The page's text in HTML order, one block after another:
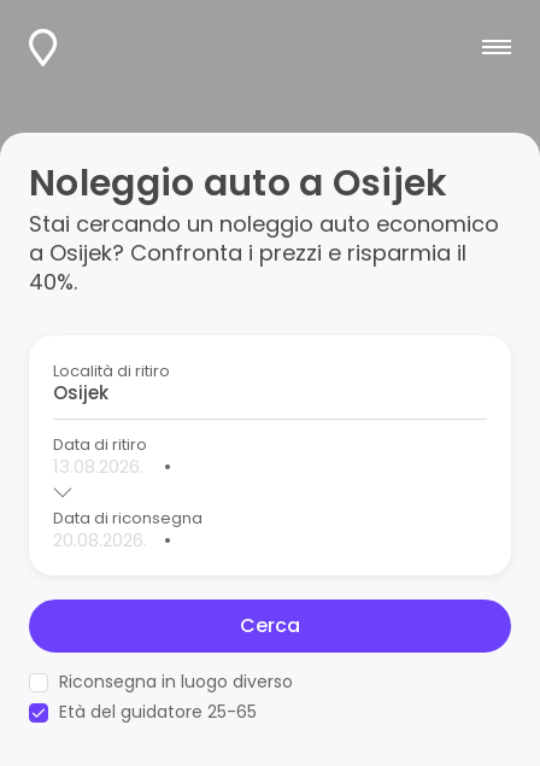
Noleggio auto a Osijek
Stai cercando un noleggio auto economico
a Osijek? Confronta i prezzi e risparmia il
40%.
Località di ritiro
Data di ritiro
•
Data di riconsegna
•
Cerca
Riconsegna in luogo diverso
Età del guidatore 25-65